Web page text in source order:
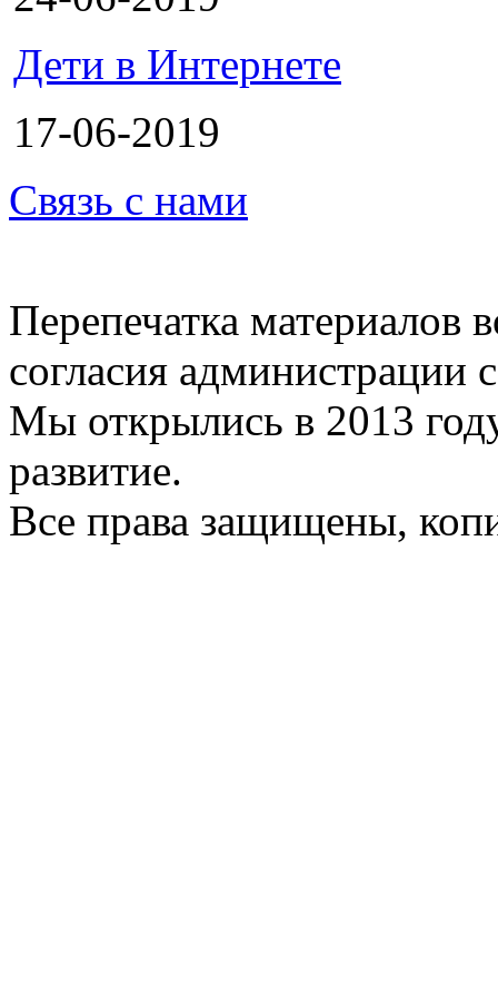
Дети в Интернете
17-06-2019
Связь с нами
Перепечатка материалов
согласия администрации
Мы открылись в 2013
развитие.
Все права защищены,